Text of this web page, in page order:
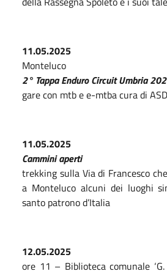
11.05.2025
Monteluco
2° Tappa Enduro Circuit Umbria
gare con mtb e e-mtba cura di
11.05.2025
Cammini aperti
trekking sulla Via di Francesco
a Monteluco alcuni dei luoghi
santo patrono d’Italia
12.05.2025
ore 11 – Biblioteca comunale ‘G.